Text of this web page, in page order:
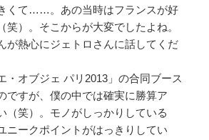
くて……。あの当時はフランスが好
笑）。そこからが大変でしたよね。
が熱心にジェトロさんに話してくだ
・オブジェ パリ2013」の合同ブース
ですが、僕の中では確実に勝算ア
（笑）。モノがしっかりしている
ニークポイントがはっきりしてい